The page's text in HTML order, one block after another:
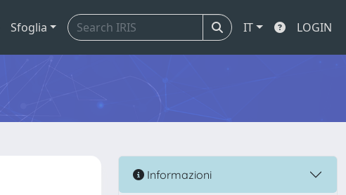
Sfoglia IT LOGIN
Informazioni